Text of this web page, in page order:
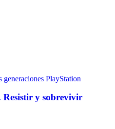
generaciones PlayStation
Resistir y sobrevivir